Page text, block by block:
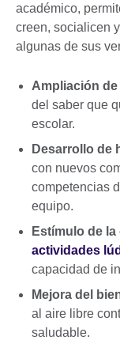
académico,
creen, socialicen
algunas de sus
Ampliación
del saber que
escolar.
Desarrollo de
con nuevos
competencias
equipo.
Estímulo de
actividades
capacidad de
Mejora del
al aire libre
saludable.